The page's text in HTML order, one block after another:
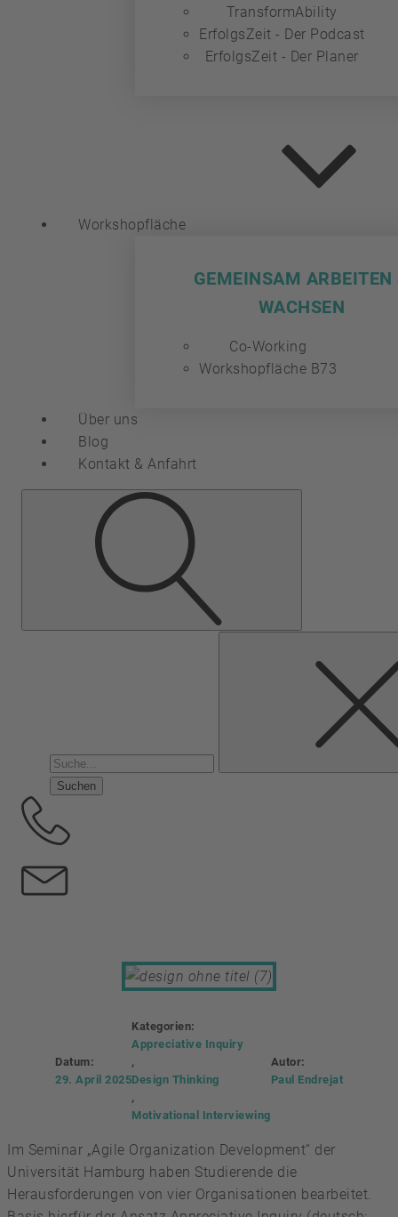
TransformAbility
ErfolgsZeit - Der Podcast
ErfolgsZeit - Der Planer
Workshopfläche
GEMEINSAM ARBEITEN
WACHSEN
Co-Working
Workshopfläche B73
Über uns
Blog
Kontakt & Anfahrt
Datum:
29. April 2025
Kategorien:
Appreciative Inquiry
,
Design Thinking
,
Motivational Interviewing
Autor:
Paul Endrejat
Im Seminar „Agile Organization Development“ der
Universität Hamburg haben Studierende die
Herausforderungen von vier Organisationen bearbeitet.